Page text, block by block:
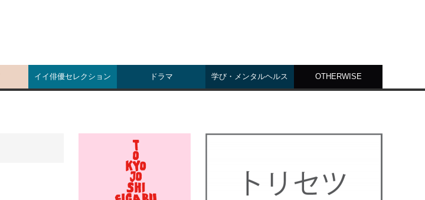
イイ俳優セレクション ドラマ 学び・メンタルヘルス OTHERWISE